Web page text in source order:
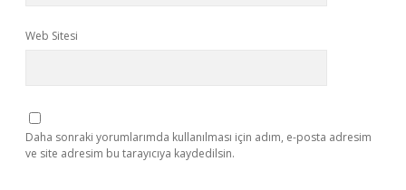
Web Sitesi
Daha sonraki yorumlarımda kullanılması için adım, e-posta adresim
ve site adresim bu tarayıcıya kaydedilsin.